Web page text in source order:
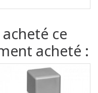
ce
acheté :